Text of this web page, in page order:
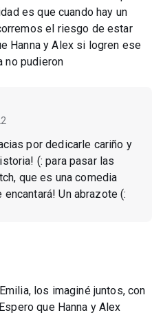
es que cuando hay un
el riesgo de estar
Hanna y Alex si logren ese
no pudieron
por dedicarle cariño y
(: para pasar las
que es una comedia
Un abrazote (:
los imaginé juntos, con
que Hanna y Alex